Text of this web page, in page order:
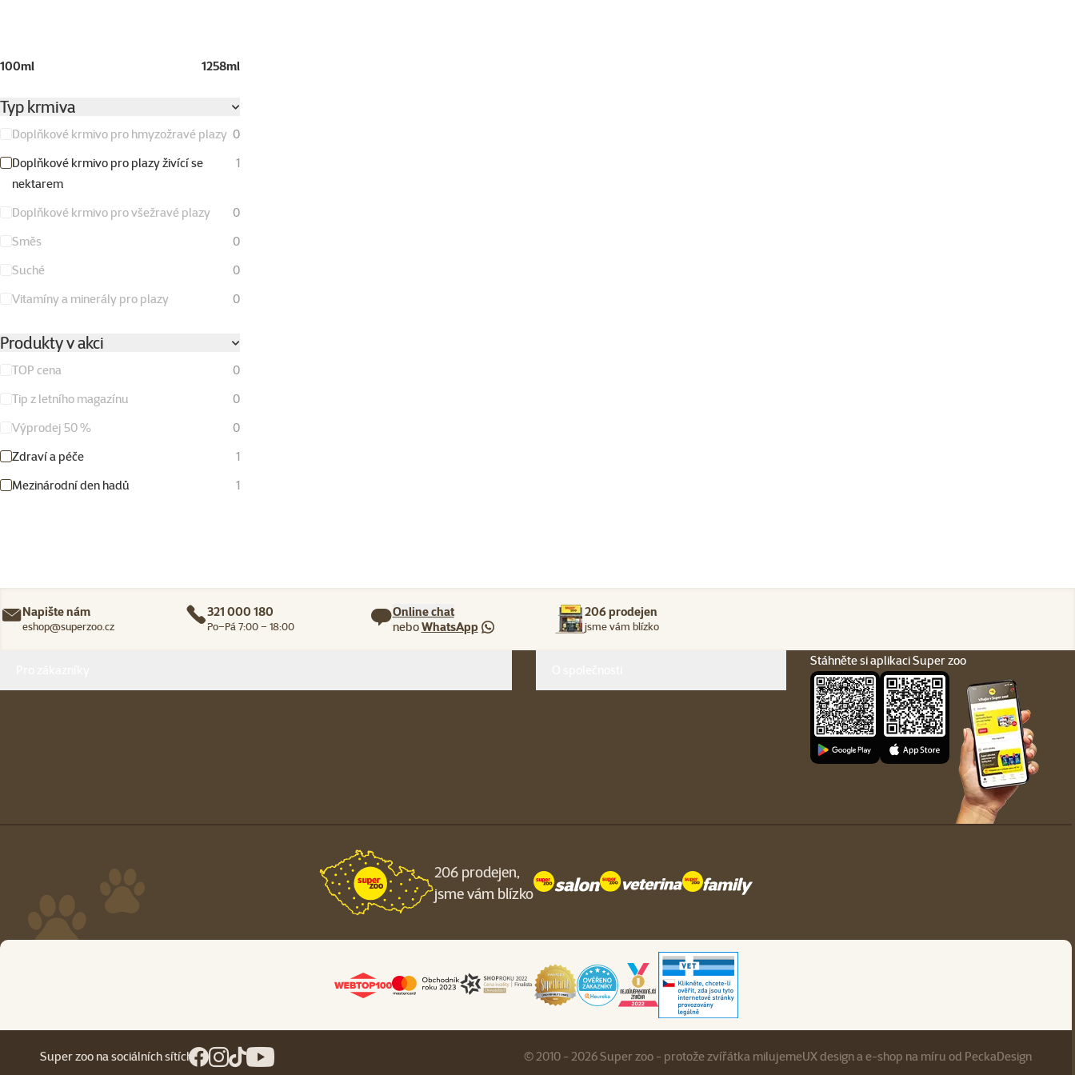
100ml 1258ml
Typ krmiva
Doplňkové krmivo pro hmyzožravé plazy 0
Doplňkové krmivo pro plazy živící se
nektarem
1
Doplňkové krmivo pro všežravé plazy
0
Směs
0
Suché
0
Vitamíny a minerály pro plazy
0
Produkty v akci
TOP cena
0
Tip z letního magazínu
0
Výprodej 50 %
0
Zdraví a péče
1
Mezinárodní den hadů
1
Napište nám
eshop@superzoo.cz
321 000 180
Po–Pá 7:00 – 18:00
Online chat
neboWhatsApp
206 prodejen
jsme vám blízko
Stáhněte si aplikaci Super zoo
206 prodejen,
jsme vám blízko
Super zoo na sociálních sítích © 2010 - 2026 Super zoo - protože zvířátka milujemeUX designae-shop na míru od PeckaDesign